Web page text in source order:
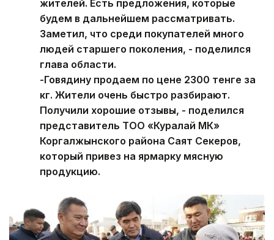
жителей. Есть предложения, которые
будем в дальнейшем рассматривать.
Заметил, что среди покупателей много
людей старшего поколения, - поделился
глава области.
-Говядину продаем по цене 2300 тенге за
кг. Жители очень быстро разбирают.
Получили хорошие отзывы, - поделился
представитель ТОО «Куралай МК»
Коргалжынского района Саят Секеров,
который привез на ярмарку мясную
продукцию.